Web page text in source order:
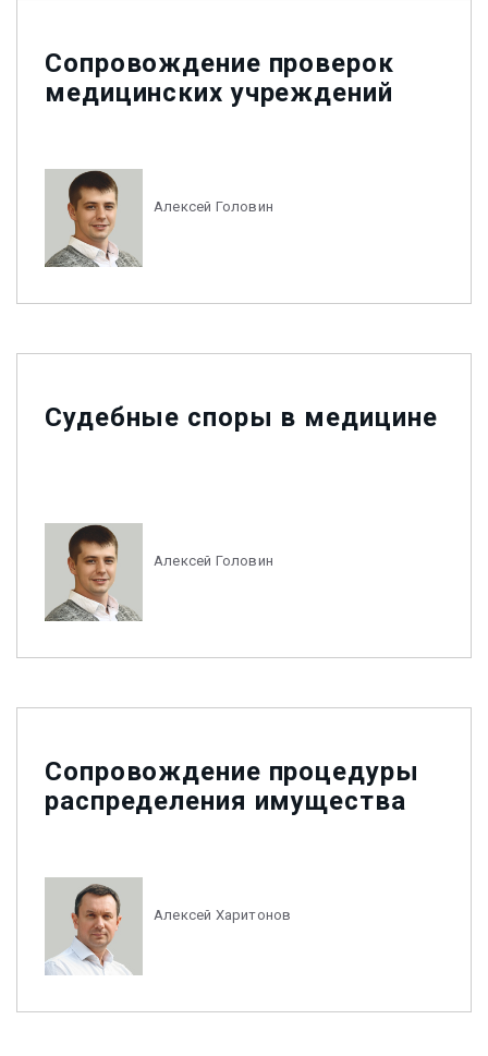
Сопровождение проверок
медицинских учреждений
Алексей Головин
Судебные споры в медицине
Алексей Головин
Сопровождение процедуры
распределения имущества
Алексей Харитонов